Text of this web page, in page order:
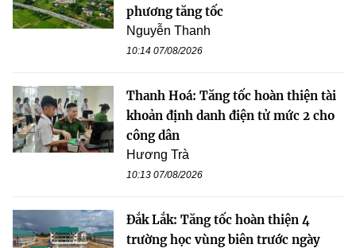
phương tăng tốc
Nguyễn Thanh
10:14 07/08/2026
Thanh Hoá: Tăng tốc hoàn thiện tài
khoản định danh điện tử mức 2 cho
công dân
Hương Trà
10:13 07/08/2026
Đắk Lắk: Tăng tốc hoàn thiện 4
trường học vùng biên trước ngày